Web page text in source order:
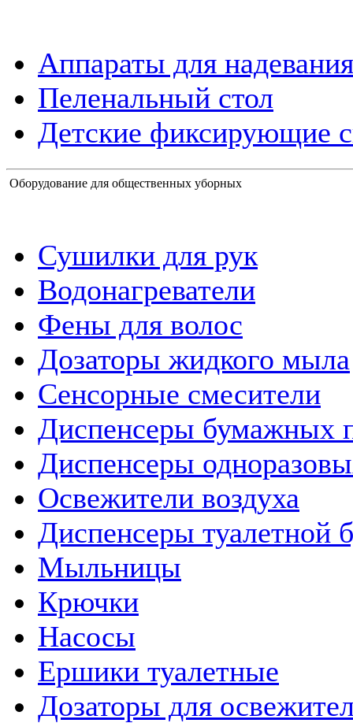
Аппараты для
Пеленальный стол
Детские фиксирующие
Оборудование для общественных уборных
Сушилки для рук
Водонагреватели
Фены для волос
Дозаторы жидкого мыла
Сенсорные смесители
Диспенсеры бумажных
Диспенсеры
Освежители воздуха
Диспенсеры туалетной
Мыльницы
Крючки
Насосы
Ершики туалетные
Дозаторы для